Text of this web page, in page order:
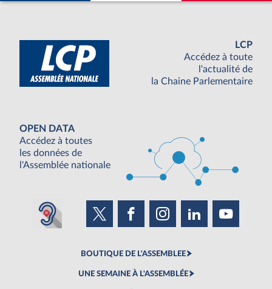
LCP
Accédez à toute
l'actualité de
la Chaine Parlementaire
OPEN DATA
Accédez à toutes
les données de
l'Assemblée nationale
BOUTIQUE DE L'ASSEMBLEE
UNE SEMAINE À L'ASSEMBLÉE